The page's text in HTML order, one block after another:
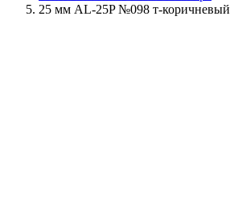
25 мм AL-25P №098 т-коричневый